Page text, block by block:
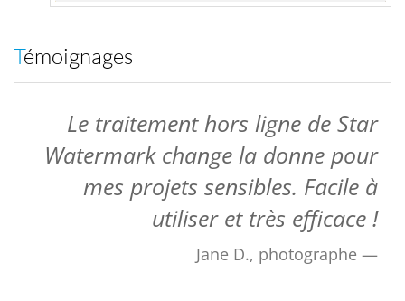
Témoignages
Le traitement hors ligne de Star
Watermark change la donne pour
mes projets sensibles. Facile à
utiliser et très efficace !
Jane D., photographe